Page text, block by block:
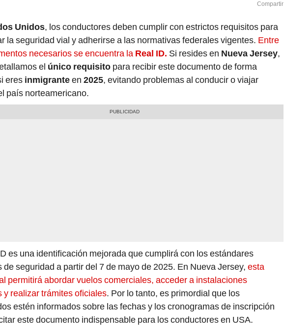
Compartir
Unidos, los conductores deben cumplir con estrictos requisitos para
la seguridad vial y adherirse a las normativas federales vigentes. Entre
necesarios se encuentra la Real ID. Si resides en Nueva Jersey,
el único requisito para recibir este documento de forma
eres inmigranteen 2025, evitando problemas al conducir o viajar
país norteamericano.
es una identificación mejorada que cumplirá con los estándares
de seguridad a partir del 7 de mayo de 2025. En Nueva Jersey, esta
permitirá abordar vuelos comerciales, acceder a instalaciones
y realizar trámites oficiales. Por lo tanto, es primordial que los
estén informados sobre las fechas y los cronogramas de inscripción
este documento indispensable para los conductores en USA.